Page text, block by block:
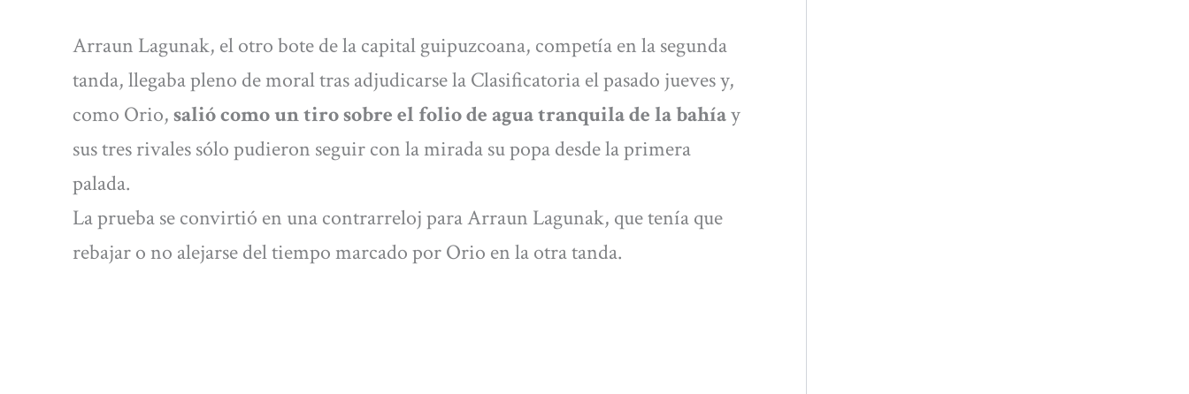
Arraun Lagunak, el otro bote de la capital guipuzcoana, competía en la segunda
tanda, llegaba pleno de moral tras adjudicarse la Clasificatoria el pasado jueves y,
como Orio,salió como un tiro sobre el folio de agua tranquila de la bahíay
sus tres rivales sólo pudieron seguir con la mirada su popa desde la primera
palada.
La prueba se convirtió en una contrarreloj para Arraun Lagunak, que tenía que
rebajar o no alejarse del tiempo marcado por Orio en la otra tanda.